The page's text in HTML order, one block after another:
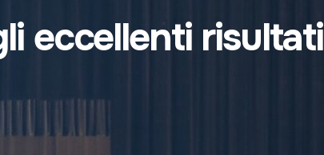
eccellenti risultati